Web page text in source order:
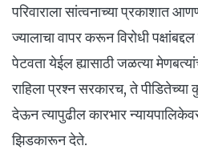
परिवाराला सांत्वनाच्या प्रकाशात
ज्यालाचा वापर करून विरोधी
पेटवता येईल ह्यासाठी जळत्या
राहिला प्रश्न सरकारच, ते पीडितेच्या
देऊन त्यापुढील कारभार
झिडकारून देते.